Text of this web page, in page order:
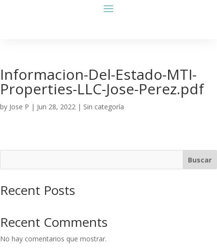
Informacion-Del-Estado-MTI-
Properties-LLC-Jose-Perez.pdf
by Jose P | Jun 28, 2022 | Sin categoría
Buscar
Recent Posts
Recent Comments
No hay comentarios que mostrar.